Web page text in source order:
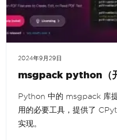
2024年9月29日
msgpack python（开
Python 中的 msgpack 库
用的必要工具，提供了
实现。